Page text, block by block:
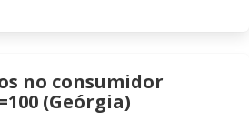
no consumidor
(Geórgia)